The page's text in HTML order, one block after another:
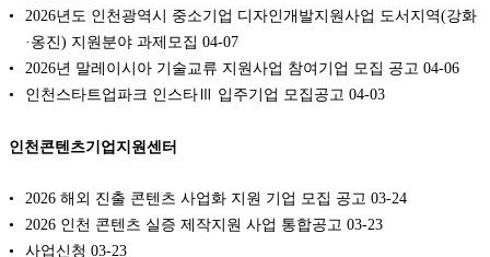
2026년도 인천광역시 중소기업 디자인개발지원사업 도서지역(강화
·옹진) 지원분야 과제모집 04-07
2026년 말레이시아 기술교류 지원사업 참여기업 모집 공고 04-06
인천스타트업파크 인스타Ⅲ 입주기업 모집공고 04-03
인천콘텐츠기업지원센터
2026 해외 진출 콘텐츠 사업화 지원 기업 모집 공고 03-24
2026 인천 콘텐츠 실증 제작지원 사업 통합공고 03-23
사업신청 03-23